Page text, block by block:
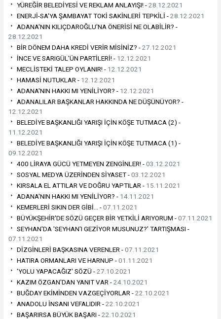
YÜREĞİR BELEDİYESİ VE REKLAM ANLAYIŞI! -28.12.2021
ENERJİ-SA'YA ŞAMBAYAT TOKİ SAKİNLERİ TEPKİLİ -28.12.2021
ADANA'NIN KILIÇDAROĞLU'NA ÖNERİSİ NE OLABİLİR? -
28.12.2021
BİR DÖNEM DAHA KREDİ VERİR MİSİNİZ? -27.12.2021
İNCE VE SARIGÜL'ÜN PARTİLERİ! - 12.12.2021
MECLİSTEKİ TALEP OYLANIR! - 12.12.2021
HAMASİ NUTUKLAR - 12.12.2021
ADANA'NIN HAKKI MI YENİLİYOR? - 12.12.2021
ADANALILAR BAŞKANLAR HAKKINDA NE DÜŞÜNÜYOR? -
12.12.2021
BELEDİYE BAŞKANLIĞI YARIŞI İÇİN KÖŞE TUTMACA (2) -
11.12.2021
BELEDİYE BAŞKANLIĞI YARIŞI İÇİN KÖŞE TUTMACA (1) -
09.12.2021
400 LİRAYA GÜCÜ YETMEYEN ZENGİNLER! -03.12.2021
SOSYAL MEDYA ÜZERİNDEN SİYASET -03.12.2021
KIRSALA EL ATTILAR VE DOĞRU YAPTILAR - 15.11.2021
ADANA'NIN HAKKI MI YENİLİYOR? - 14.11.2021
KEMERLERİ SIKIN DER GİBİ… -07.11.2021
BÜYÜKŞEHİR'DE SÖZÜ GEÇER BİR YETKİLİ ARIYORUM -07.11.2021
SEYHAN'DA 'SEYHAN'I GEZİYOR MUSUNUZ?' TARTIŞMASI -
07.11.2021
DİZGİNLERİ BAŞKASINA VERENLER -07.11.2021
HATIRA ORMANLARI VE HARNUP -01.11.2021
'YOLU YAPACAĞIZ' SÖZÜ -27.10.2021
KAZIM ÖZGAN'DAN YANIT VAR -24.10.2021
BUĞDAY EKİMİNDEN VAZGEÇİYORLAR -22.10.2021
ANADOLU İNSANI VEFALIDIR -22.10.2021
BAŞARIRSA BÜYÜK BAŞARI -22.10.2021